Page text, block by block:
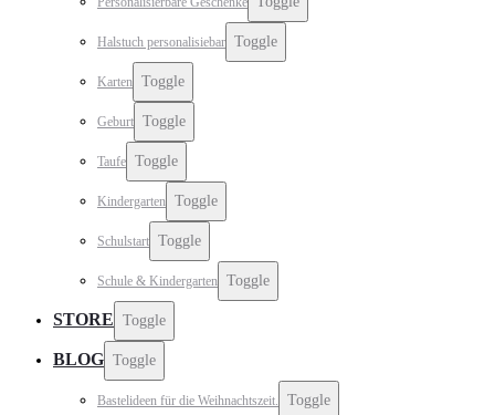
Halstuch personalisiebar Toggle
Karten Toggle
Geburt Toggle
Taufe Toggle
Kindergarten Toggle
Schulstart Toggle
Schule & Kindergarten Toggle
STORE Toggle
BLOG Toggle
Bastelideen für die Weihnachtszeit. Toggle